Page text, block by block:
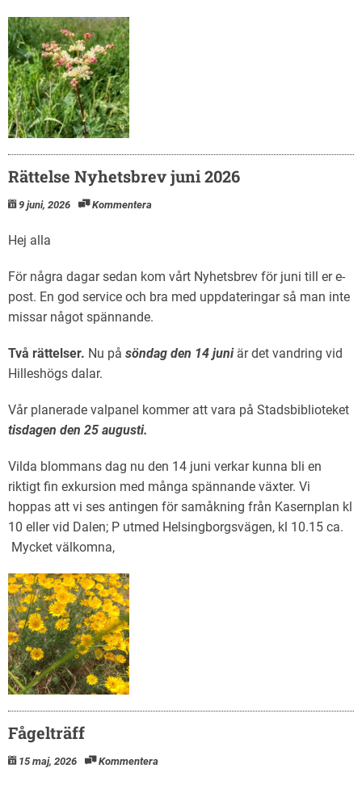
Rättelse Nyhetsbrev juni 2026
9 juni, 2026 Kommentera
Hej alla
För några dagar sedan kom vårt Nyhetsbrev för juni till er e-
post. En god service och bra med uppdateringar så man inte
missar något spännande.
Två rättelser. Nu på söndag den 14 juniär det vandring vid
Hilleshögs dalar.
Vår planerade valpanel kommer att vara på Stadsbiblioteket
tisdagen den 25 augusti.
Vilda blommans dag nu den 14 juni verkar kunna bli en
riktigt fin exkursion med många spännande växter. Vi
hoppas att vi ses antingen för samåkning från Kasernplan kl
10 eller vid Dalen; P utmed Helsingborgsvägen, kl 10.15 ca.
Mycket välkomna,
Fågelträff
15 maj, 2026 Kommentera